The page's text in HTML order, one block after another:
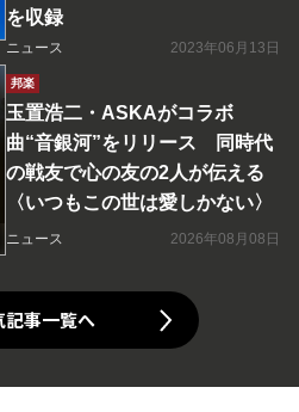
を収録
ニュース 2023年06月13日
邦楽
玉置浩二・ASKAがコラボ
曲“音銀河”をリリース 同時代
の戦友で心の友の2人が伝える
〈いつもこの世は愛しかない〉
ニュース 2026年08月08日
記事一覧へ